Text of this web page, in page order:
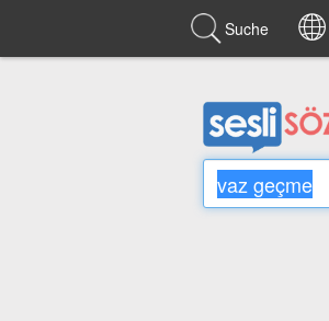
Suche